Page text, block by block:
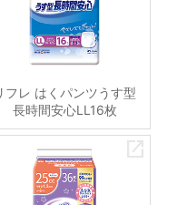
フレ はくパンツうす型
長時間安心LL16枚